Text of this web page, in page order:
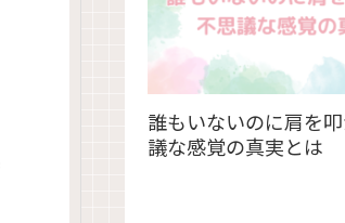
誰もいないのに肩を
議な感覚の真実とは